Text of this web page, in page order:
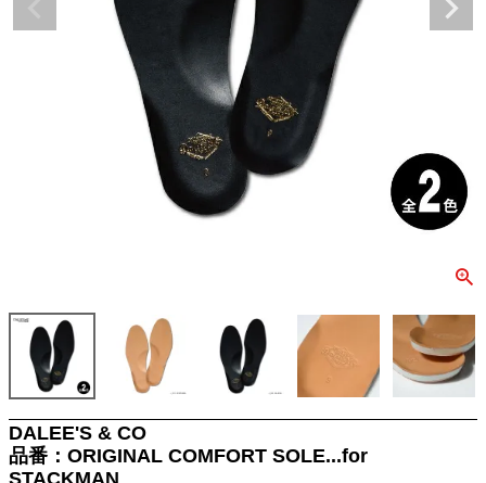
DALEE'S & CO
品番：ORIGINAL COMFORT SOLE...for
STACKMAN